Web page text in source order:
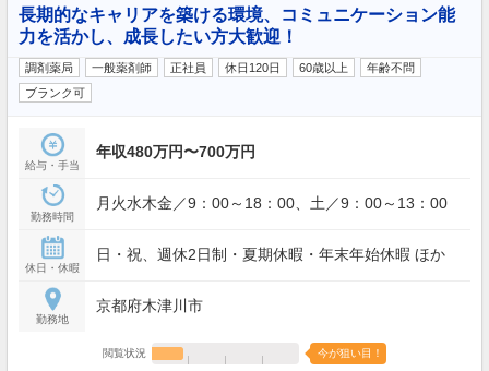
長期的なキャリアを築ける環境、コミュニケーション能
力を活かし、成長したい方大歓迎！
調剤薬局 一般薬剤師 正社員 休日120日 60歳以上
年齢不問
ブランク可
給与・手当
年収480万円〜700万円
勤務時間
月火水木金／9：00～18：00、土／9：00～13：00
休日・休暇
日・祝、週休2日制・夏期休暇・年末年始休暇 ほか
勤務地
京都府木津川市
閲覧状況 今が狙い目！